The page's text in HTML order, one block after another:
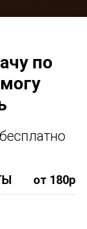
по
от 180р